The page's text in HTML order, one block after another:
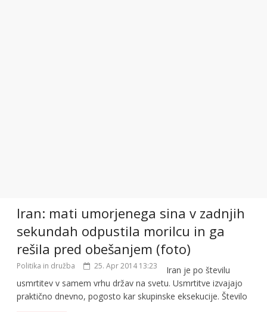
Iran: mati umorjenega sina v zadnjih
sekundah odpustila morilcu in ga
rešila pred obešanjem (foto)
Politika in družba 25. Apr 2014 13:23
Iran je po številu
usmrtitev v samem vrhu držav na svetu. Usmrtitve izvajajo
praktično dnevno, pogosto kar skupinske eksekucije. Število